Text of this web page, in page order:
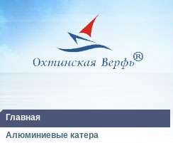
Главная
Алюминиевые катера